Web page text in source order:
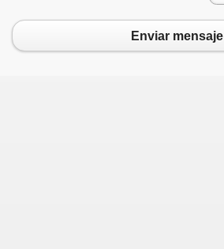
Enviar mensaje